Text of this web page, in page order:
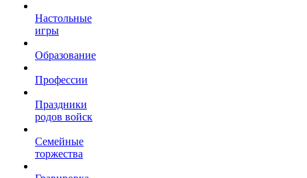
Настольные
игры
Образование
Профессии
Праздники
родов войск
Семейные
торжества